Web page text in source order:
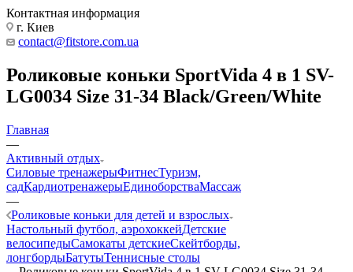
Контактная информация
г. Киев
contact@fitstore.com.ua
Роликовые коньки SportVida 4 в 1 SV-
LG0034 Size 31-34 Black/Green/White
Главная
—
Активный отдых
Силовые тренажерыФитнесТуризм,
садКардиотренажерыЕдиноборстваМассаж
—
Роликовые коньки для детей и взрослых
Настольный футбол, аэрохоккейДетские
велосипедыСамокаты детскиеСкейтборды,
лонгбордыБатутыТеннисные столы